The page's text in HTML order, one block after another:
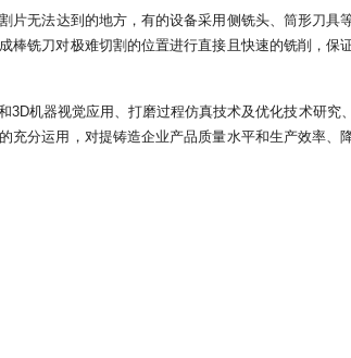
片无法达到的地方，有的设备采用侧铣头、筒形刀具
铣刀对极难切割的位置进行直接且快速的铣削，保
3D机器视觉应用、打磨过程仿真技术及优化技术研究
分运用，对提铸造企业产品质量水平和生产效率、